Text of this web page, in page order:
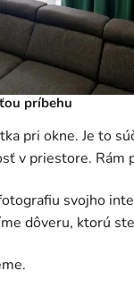
príbehu
pri okne. Je to
v priestore. Rám
svojho
dôveru, ktorú